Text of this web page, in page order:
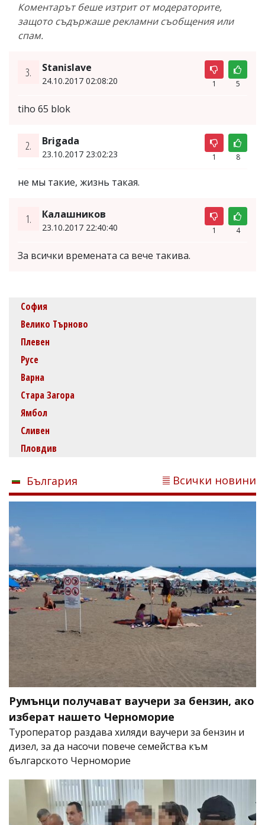
Коментарът беше изтрит от модераторите,
защото съдържаше рекламни съобщения или
спам.
3. Stanislave
24.10.2017 02:08:20 1 5
tiho 65 blok
2. Brigada
23.10.2017 23:02:23 1 8
не мы такие, жизнь такая.
1. Калашников
23.10.2017 22:40:40 1 4
За всички времената са вече такива.
София
Велико Търново
Плевен
Русе
Варна
Стара Загора
Ямбол
Сливен
Пловдив
България Всички новини
Румънци получават ваучери за бензин, ако
изберат нашето Черноморие
Туроператор раздава хиляди ваучери за бензин и
дизел, за да насочи повече семейства към
българското Черноморие